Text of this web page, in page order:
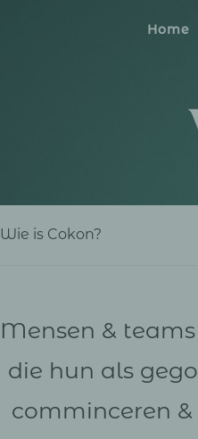
Home
Wie is Cokon?
Mensen &
die hun als
comminceren